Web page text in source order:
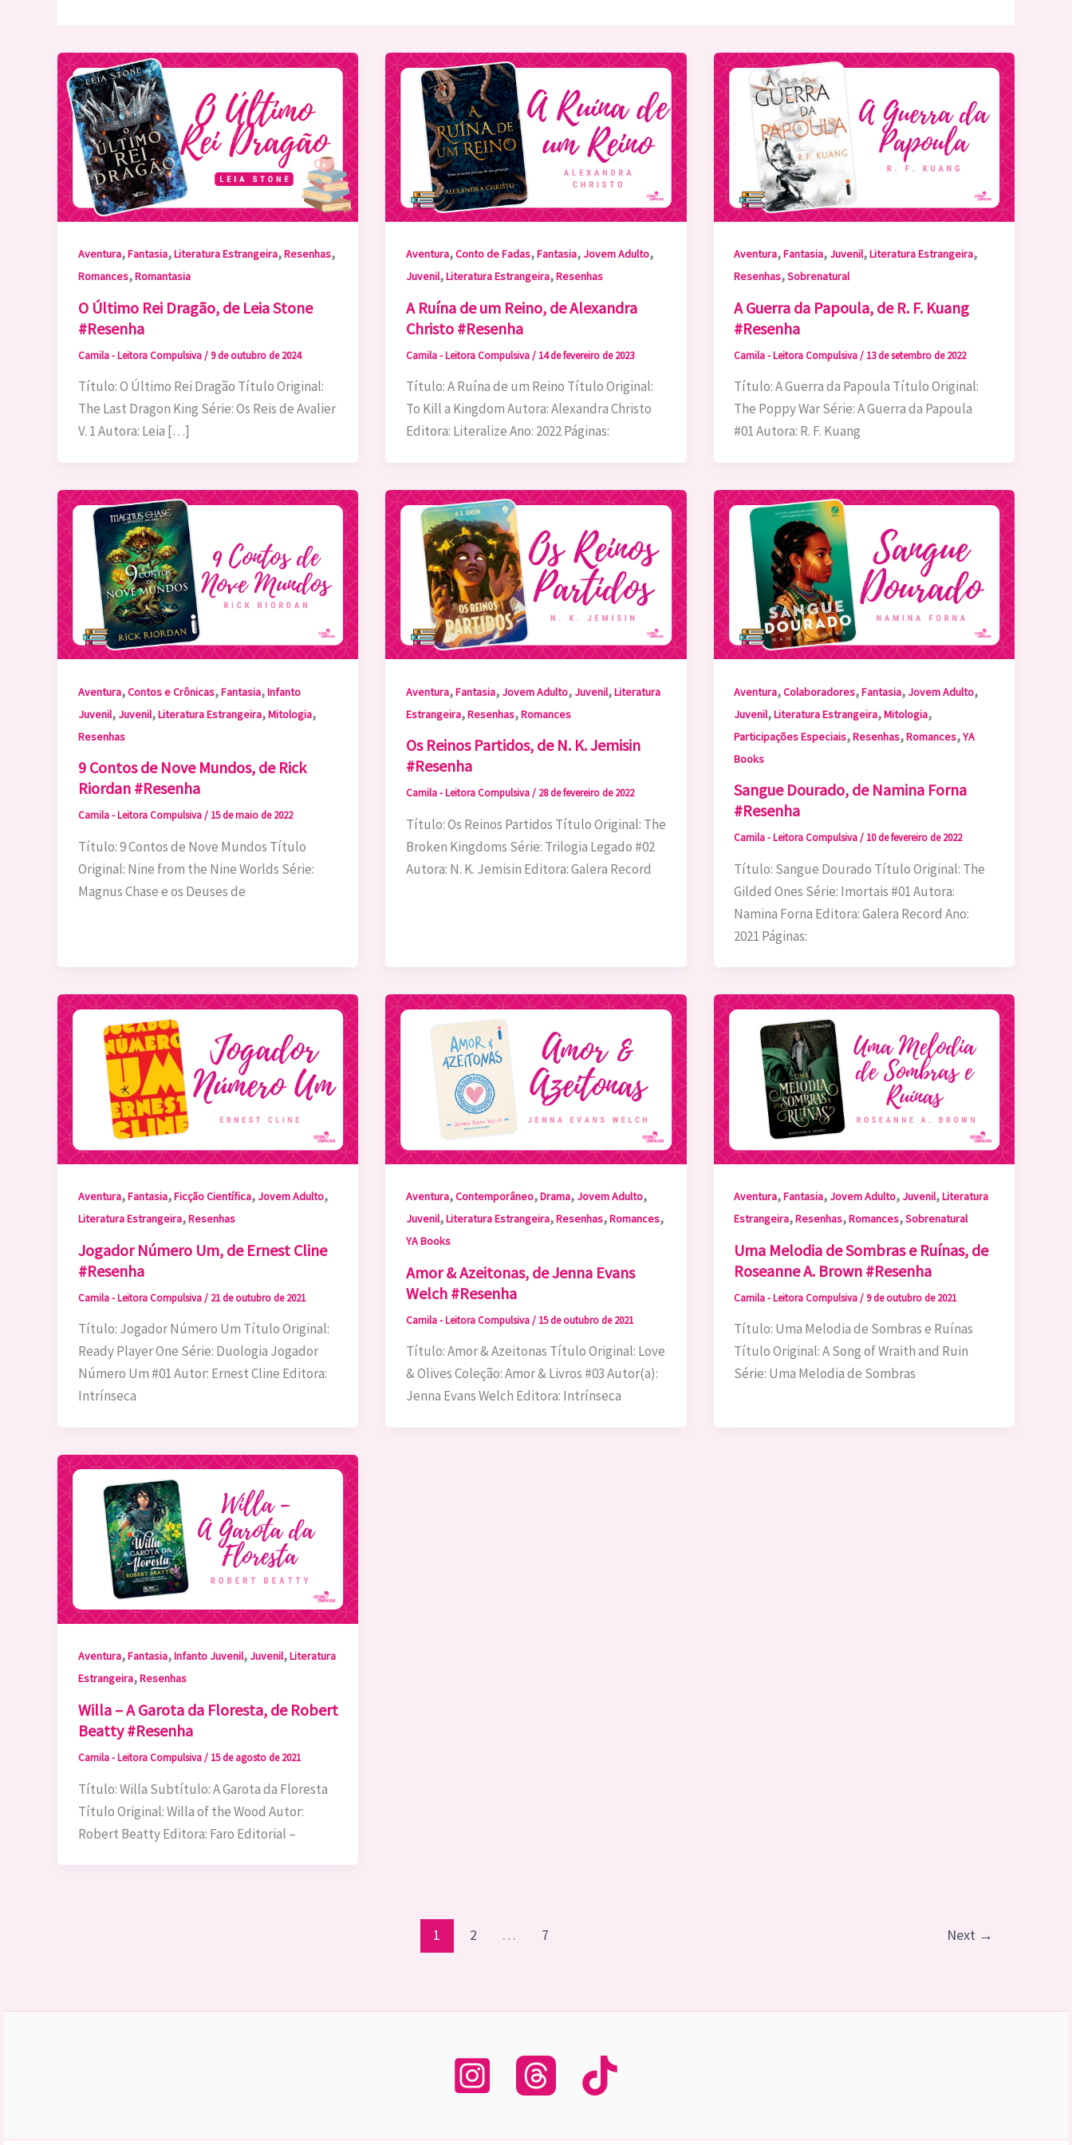
Aventura,Fantasia,Literatura Estrangeira,Resenhas,
Romances,Romantasia
O Último Rei Dragão, de Leia Stone
#Resenha
Camila - Leitora Compulsiva/9 de outubro de 2024
Título: O Último Rei Dragão Título Original:
The Last Dragon King Série: Os Reis de Avalier
V. 1 Autora: Leia […]
Aventura,Conto de Fadas,Fantasia, Jovem Adulto,
Juvenil,Literatura Estrangeira,Resenhas
A Ruína de um Reino, de Alexandra
Christo #Resenha
Camila - Leitora Compulsiva/ 14 de fevereiro de 2023
Título: A Ruína de um Reino Título Original:
To Kill a Kingdom Autora: Alexandra Christo
Editora: Literalize Ano: 2022 Páginas:
Aventura,Fantasia, Juvenil,Literatura Estrangeira,
Resenhas,Sobrenatural
A Guerra da Papoula, de R. F. Kuang
#Resenha
Camila - Leitora Compulsiva/ 13 de setembro de 2022
Título: A Guerra da Papoula Título Original:
The Poppy War Série: A Guerra da Papoula
#01 Autora: R. F. Kuang
Aventura,Contos e Crônicas,Fantasia,Infanto
Juvenil, Juvenil,Literatura Estrangeira,Mitologia,
Resenhas
9 Contos de Nove Mundos, de Rick
Riordan #Resenha
Camila - Leitora Compulsiva/ 15 de maio de 2022
Título: 9 Contos de Nove Mundos Título
Original: Nine from the Nine Worlds Série:
Magnus Chase e os Deuses de
Aventura,Fantasia, Jovem Adulto, Juvenil,Literatura
Estrangeira,Resenhas,Romances
Os Reinos Partidos, de N. K. Jemisin
#Resenha
Camila - Leitora Compulsiva/ 28 de fevereiro de 2022
Título: Os Reinos Partidos Título Original: The
Broken Kingdoms Série: Trilogia Legado #02
Autora: N. K. Jemisin Editora: Galera Record
Aventura,Colaboradores,Fantasia, Jovem Adulto,
Juvenil,Literatura Estrangeira,Mitologia,
Participações Especiais,Resenhas,Romances,YA
Books
Sangue Dourado, de Namina Forna
#Resenha
Camila - Leitora Compulsiva/ 10 de fevereiro de 2022
Título: Sangue Dourado Título Original: The
Gilded Ones Série: Imortais #01 Autora:
Namina Forna Editora: Galera Record Ano:
2021 Páginas:
Aventura,Fantasia,Ficção Científica, Jovem Adulto,
Literatura Estrangeira,Resenhas
Jogador Número Um, de Ernest Cline
#Resenha
Camila - Leitora Compulsiva/ 21 de outubro de 2021
Título: Jogador Número Um Título Original:
Ready Player One Série: Duologia Jogador
Número Um #01 Autor: Ernest Cline Editora:
Intrínseca
Aventura,Contemporâneo,Drama, Jovem Adulto,
Juvenil,Literatura Estrangeira,Resenhas,Romances,
YA Books
Amor & Azeitonas, de Jenna Evans
Welch #Resenha
Camila - Leitora Compulsiva/ 15 de outubro de 2021
Título: Amor & Azeitonas Título Original: Love
& Olives Coleção: Amor & Livros #03 Autor(a):
Jenna Evans Welch Editora: Intrínseca
Aventura,Fantasia, Jovem Adulto, Juvenil,Literatura
Estrangeira,Resenhas,Romances,Sobrenatural
Uma Melodia de Sombras e Ruínas, de
Roseanne A. Brown #Resenha
Camila - Leitora Compulsiva/9 de outubro de 2021
Título: Uma Melodia de Sombras e Ruínas
Título Original: A Song of Wraith and Ruin
Série: Uma Melodia de Sombras
Aventura,Fantasia,Infanto Juvenil, Juvenil,Literatura
Estrangeira,Resenhas
Willa – A Garota da Floresta, de Robert
Beatty #Resenha
Camila - Leitora Compulsiva/ 15 de agosto de 2021
Título: Willa Subtítulo: A Garota da Floresta
Título Original: Willa of the Wood Autor:
Robert Beatty Editora: Faro Editorial –
1 2 … 7 Next →